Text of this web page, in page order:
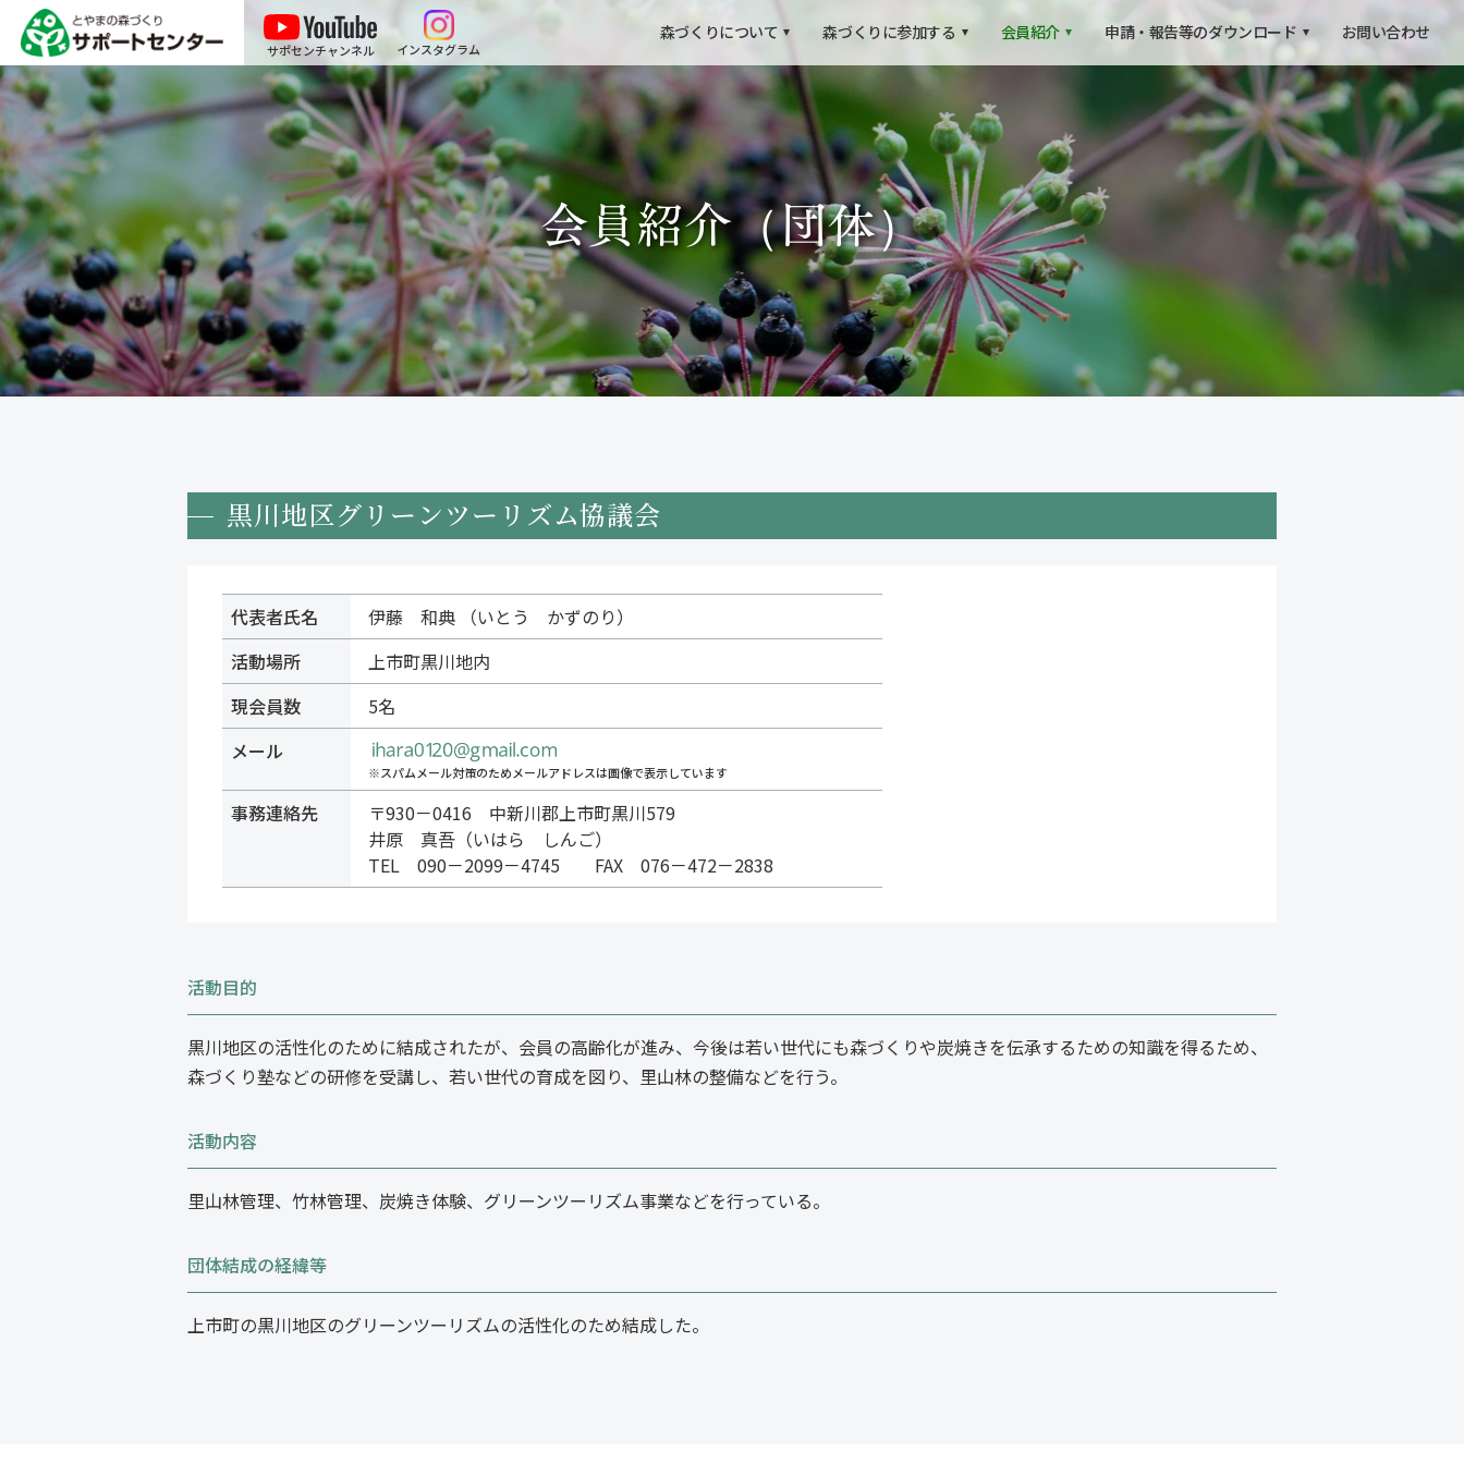
サポセンチャンネル インスタグラム
森づくりについて 森づくりに参加する 会員紹介 申請・報告等のダウンロード
森づくり
お問い合わせ
会員紹介（団体）
黒川地区グリーンツーリズム協議会
代表者氏名
伊藤 和典 （いとう かずのり）
活動場所
上市町黒川地内
現会員数
5名
メール
※スパムメール対策のためメールアドレスは画像で表示しています
事務連絡先
〒930－0416 中新川郡上市町黒川579
井原 真吾（いはら しんご）
TEL 090－2099－4745 FAX 076－472－2838
活動目的
黒川地区の活性化のために結成されたが、会員の高齢化が進み、今後は若い世代にも森づくりや炭焼きを伝承するための知識を得るため、
森づくり塾などの研修を受講し、若い世代の育成を図り、里山林の整備などを行う。
活動内容
里山林管理、竹林管理、炭焼き体験、グリーンツーリズム事業などを行っている。
団体結成の経緯等
上市町の黒川地区のグリーンツーリズムの活性化のため結成した。